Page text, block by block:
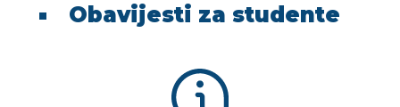
Obavijesti za studente